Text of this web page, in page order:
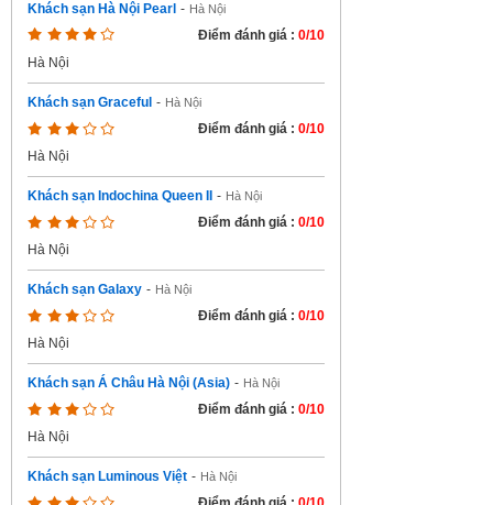
Khách sạn Hà Nội Pearl - Hà Nội
Điểm đánh giá : 0/10
Hà Nội
Khách sạn Graceful - Hà Nội
Điểm đánh giá : 0/10
Hà Nội
Khách sạn Indochina Queen II - Hà Nội
Điểm đánh giá : 0/10
Hà Nội
Khách sạn Galaxy - Hà Nội
Điểm đánh giá : 0/10
Hà Nội
Khách sạn Á Châu Hà Nội (Asia) - Hà Nội
Điểm đánh giá : 0/10
Hà Nội
Khách sạn Luminous Việt - Hà Nội